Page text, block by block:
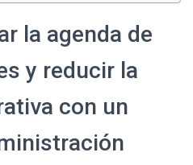
la agenda de
y reducir la
con un